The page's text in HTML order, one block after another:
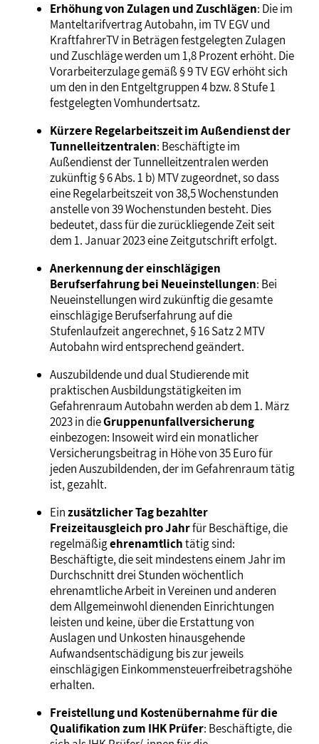
Erhöhung von Zulagen und Zuschlägen: Die im
Manteltarifvertrag Autobahn, im TV EGV und
KraftfahrerTV in Beträgen festgelegten Zulagen
und Zuschläge werden um 1,8 Prozent erhöht. Die
Vorarbeiterzulage gemäß § 9 TV EGV erhöht sich
um den in den Entgeltgruppen 4 bzw. 8 Stufe 1
festgelegten Vomhundertsatz.
Kürzere Regelarbeitszeit im Außendienst der
Tunnelleitzentralen: Beschäftigte im
Außendienst der Tunnelleitzentralen werden
zukünftig § 6 Abs. 1 b) MTV zugeordnet, so dass
eine Regelarbeitszeit von 38,5 Wochenstunden
anstelle von 39 Wochenstunden besteht. Dies
bedeutet, dass für die zurückliegende Zeit seit
dem 1. Januar 2023 eine Zeitgutschrift erfolgt.
Anerkennung der einschlägigen
Berufserfahrung bei Neueinstellungen: Bei
Neueinstellungen wird zukünftig die gesamte
einschlägige Berufserfahrung auf die
Stufenlaufzeit angerechnet, § 16 Satz 2 MTV
Autobahn wird entsprechend geändert.
Auszubildende und dual Studierende mit
praktischen Ausbildungstätigkeiten im
Gefahrenraum Autobahn werden ab dem 1. März
2023 in dieGruppenunfallversicherung
einbezogen: Insoweit wird ein monatlicher
Versicherungsbeitrag in Höhe von 35 Euro für
jeden Auszubildenden, der im Gefahrenraum tätig
ist, gezahlt.
Einzusätzlicher Tag bezahlter
Freizeitausgleich pro Jahrfür Beschäftige, die
regelmäßigehrenamtlichtätig sind:
Beschäftigte, die seit mindestens einem Jahr im
Durchschnitt drei Stunden wöchentlich
ehrenamtliche Arbeit in Vereinen und anderen
dem Allgemeinwohl dienenden Einrichtungen
leisten und keine, über die Erstattung von
Auslagen und Unkosten hinausgehende
Aufwandsentschädigung bis zur jeweils
einschlägigen Einkommensteuerfreibetragshöhe
erhalten.
Freistellung und Kostenübernahme für die
Qualifikation zum IHK Prüfer: Beschäftigte, die